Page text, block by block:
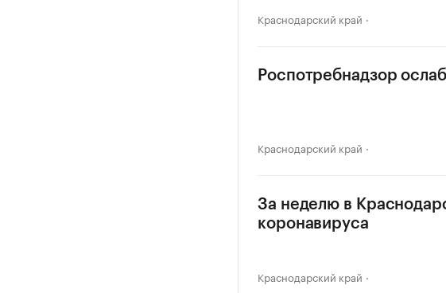
Краснодарский край
Роспотребнадзор
Краснодарский край
За неделю в
коронавируса
Краснодарский край